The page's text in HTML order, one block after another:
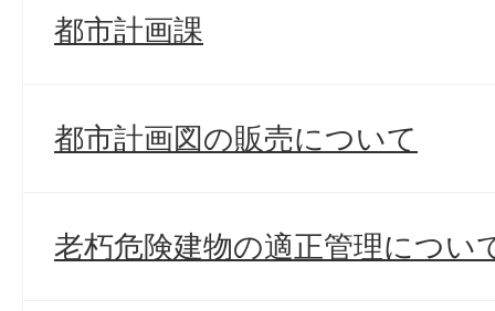
都市計画課
都市計画図の販売について
老朽危険建物の適正管理につい